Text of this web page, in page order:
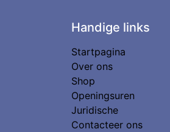
Handige links
Startpagina
Over ons
Shop
Openingsuren
Juridische
Contacteer ons